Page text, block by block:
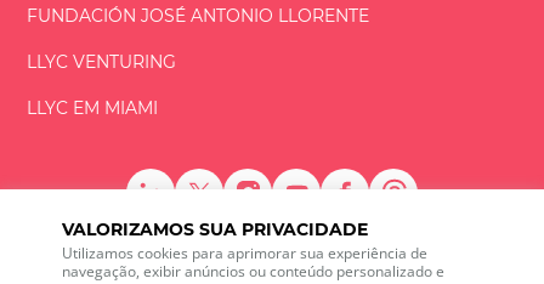
VALORIZAMOS SUA PRIVACIDADE
Utilizamos cookies para aprimorar sua experiência de
navegação, exibir anúncios ou conteúdo personalizado e
FUNDACIÓNJOSÉ ANTONIO LLORENTE
LLYC VENTURING
LLYC EM MIAMI
LLYC © 2026 Todos os direitos reservados